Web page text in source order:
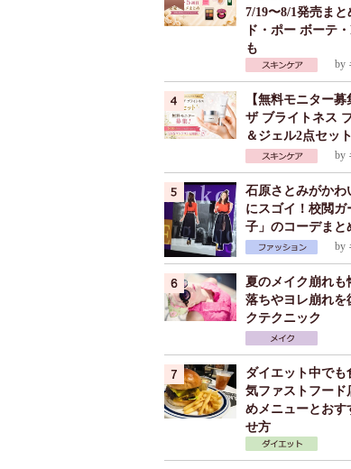
7/19〜8/1発売まと
ド・ポー ボーテ
も
by
【無料モニター
ザ ブライトネス
＆ジェル2点セッ
by
石原さとみがかわ
にスゴイ！校閲ガ
子」のコーデまと
by
夏のメイク崩れも
落ちやヨレ崩れを
クテクニック
ダイエット中でも
気ファストフード
めメニューとおす
せ方